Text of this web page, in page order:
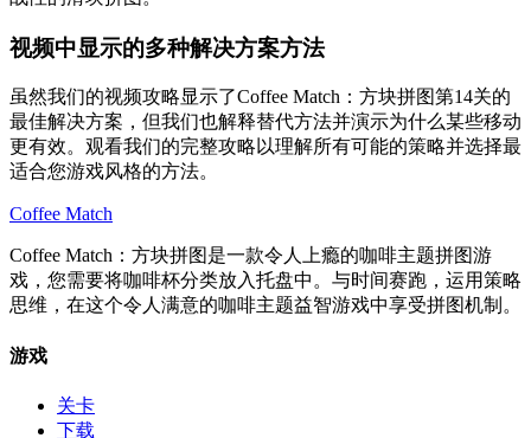
视频中显示的多种解决方案方法
虽然我们的视频攻略显示了Coffee Match：方块拼图第14关的
最佳解决方案，但我们也解释替代方法并演示为什么某些移动
更有效。观看我们的完整攻略以理解所有可能的策略并选择最
适合您游戏风格的方法。
Coffee Match
Coffee Match：方块拼图是一款令人上瘾的咖啡主题拼图游
戏，您需要将咖啡杯分类放入托盘中。与时间赛跑，运用策略
思维，在这个令人满意的咖啡主题益智游戏中享受拼图机制。
游戏
关卡
下载